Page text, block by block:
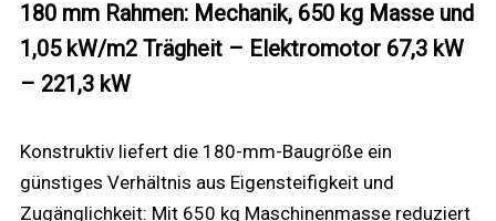
180 mm Rahmen: Mechanik, 650 kg Masse und
1,05 kW/m2 Trägheit – Elektromotor 67,3 kW
– 221,3 kW
Konstruktiv liefert die 180-mm-Baugröße ein
günstiges Verhältnis aus Eigensteifigkeit und
Zugänglichkeit: Mit 650 kg Maschinenmasse reduziert